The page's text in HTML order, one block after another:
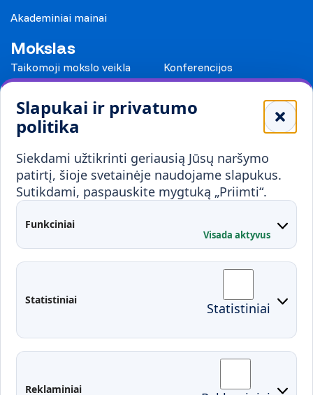
Slapukai ir privatumo
politika
Siekdami užtikrinti geriausią Jūsų naršymo
patirtį, šioje svetainėje naudojame slapukus.
Sutikdami, paspauskite mygtuką „Priimti“.
Funkciniai
Visada aktyvus
Statistiniai Statistiniai
Reklaminiai
Akademiniai mainai
Mokslas
Taikomoji mokslo veikla
Konferencijos
Mokykloms
Visuomenei ir verslui
Mokymai ir konsultavimas
Partnerystės
Karjera
Kontaktai
Administracija
Fakultetai
Studentų atstovybė
Moodle
EDINA
Pasirengimas ekstremaliai